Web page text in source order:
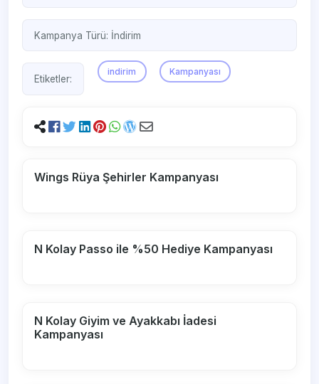
Kampanya Türü: İndirim
Etiketler:
indirim Kampanyası
Wings Rüya Şehirler Kampanyası
N Kolay Passo ile %50 Hediye Kampanyası
N Kolay Giyim ve Ayakkabı İadesi
Kampanyası